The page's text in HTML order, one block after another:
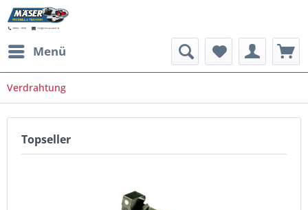
Menü
Verdrahtung
Topseller